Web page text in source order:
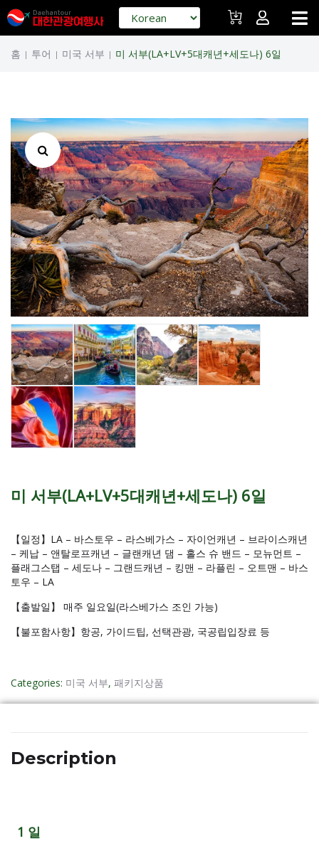
홈 | 투어 | 미국 서부 | 미 서부(LA+LV+5대캐년+세도나) 6일
미 서부(LA+LV+5대캐년+세도나) 6일
【일정】LA – 바스토우 – 라스베가스 – 자이언캐년 – 브라이스캐년
– 케납 – 앤탈로프캐년 – 글랜캐년 댐 – 홀스 슈 밴드 – 모뉴먼트 –
플래그스탭 – 세도나 – 그랜드캐년 – 킹맨 – 라플린 – 오트맨 – 바스
토우 – LA
【출발일】 매주 일요일(라스베가스 조인 가능)
【불포함사항】항공, 가이드팁, 선택관광, 국공립입장료 등
Categories: 미국 서부, 패키지상품
Description
1 일